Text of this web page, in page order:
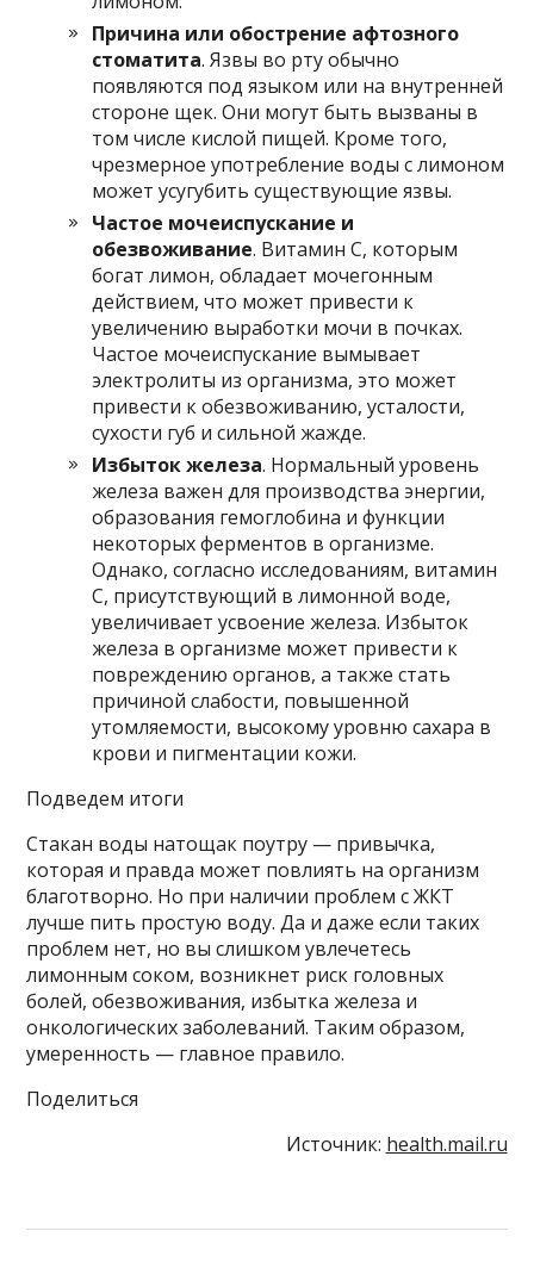
Причина или обострение афтозного
стоматита. Язвы во рту обычно
появляются под языком или на внутренней
стороне щек. Они могут быть вызваны в
том числе кислой пищей. Кроме того,
чрезмерное употребление воды с лимоном
может усугубить существующие язвы.
Частое мочеиспускание и
обезвоживание. Витамин С, которым
богат лимон, обладает мочегонным
действием, что может привести к
увеличению выработки мочи в почках.
Частое мочеиспускание вымывает
электролиты из организма, это может
привести к обезвоживанию, усталости,
сухости губ и сильной жажде.
Избыток железа. Нормальный уровень
железа важен для производства энергии,
образования гемоглобина и функции
некоторых ферментов в организме.
Однако, согласно исследованиям, витамин
С, присутствующий в лимонной воде,
увеличивает усвоение железа. Избыток
железа в организме может привести к
повреждению органов, а также стать
причиной слабости, повышенной
утомляемости, высокому уровню сахара в
крови и пигментации кожи.
Подведем итоги
Стакан воды натощак поутру — привычка,
которая и правда может повлиять на организм
благотворно. Но при наличии проблем с ЖКТ
лучше пить простую воду. Да и даже если таких
проблем нет, но вы слишком увлечетесь
лимонным соком, возникнет риск головных
болей, обезвоживания, избытка железа и
онкологических заболеваний. Таким образом,
умеренность — главное правило.
Поделиться
Источник: health.mail.ru